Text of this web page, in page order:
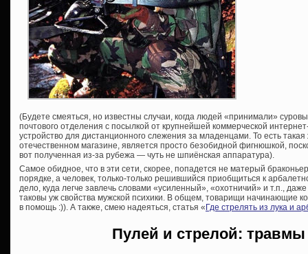
(Будете смеяться, но известны случаи, когда людей «принимали»
почтового отделения с посылкой от крупнейшей коммерческой
устройство для дистанционного слежения за младенцами. То есть
отечественном магазине, является просто безобидной фигнюшкой,
вот полученная из-за рубежа — чуть не шпиёнская аппаратура).
Самое обидное, что в эти сети, скорее, попадется не матерый
порядке, а человек, только-только решившийся приобщиться к
дело, куда легче завлечь словами «усиленный», «охотничий» и т.п.,
таковы уж свойства мужской психики. В общем, товарищи начинающие
в помощь :)). А также, смею надеяться, статья « Где стрелять из лука и
Пулей и стрелой: травмы